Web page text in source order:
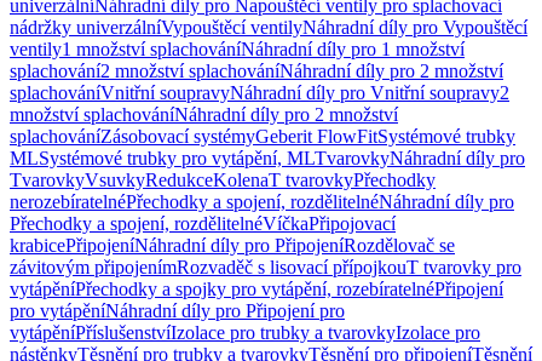
univerzálníNáhradní díly pro Napouštěcí ventily pro splachovací
nádržky univerzálníVypouštěcí ventilyNáhradní díly pro Vypouštěcí
ventily1 množství splachováníNáhradní díly pro 1 množství
splachování2 množství splachováníNáhradní díly pro 2 množství
splachováníVnitřní soupravyNáhradní díly pro Vnitřní soupravy2
množství splachováníNáhradní díly pro 2 množství
splachováníZásobovací systémyGeberit FlowFitSystémové trubky
MLSystémové trubky pro vytápění, MLTvarovkyNáhradní díly pro
TvarovkyVsuvkyRedukceKolenaT tvarovkyPřechodky
nerozebíratelnéPřechodky a spojení, rozdělitelnéNáhradní díly pro
Přechodky a spojení, rozdělitelnéVíčkaPřipojovací
krabicePřipojeníNáhradní díly pro PřipojeníRozdělovač se
závitovým připojenímRozvaděč s lisovací přípojkouT tvarovky pro
vytápěníPřechodky a spojky pro vytápění, rozebíratelnéPřipojení
pro vytápěníNáhradní díly pro Připojení pro
vytápěníPříslušenstvíIzolace pro trubky a tvarovkyIzolace pro
nástěnkyTěsnění pro trubky a tvarovkyTěsnění pro připojeníTěsnění